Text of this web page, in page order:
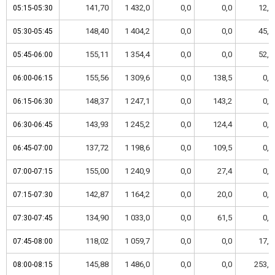
05:15-05:30 141,70 1 432,0 0,0 0,0 12,5
05:30-05:45 148,40 1 404,2 0,0 0,0 45,9
05:45-06:00 155,11 1 354,4 0,0 0,0 52,2
06:00-06:15 155,56 1 309,6 0,0 138,5 0,0
06:15-06:30 148,37 1 247,1 0,0 143,2 0,0
06:30-06:45 143,93 1 245,2 0,0 124,4 0,0
06:45-07:00 137,72 1 198,6 0,0 109,5 0,0
07:00-07:15 155,00 1 240,9 0,0 27,4 0,0
07:15-07:30 142,87 1 164,2 0,0 20,0 0,0
07:30-07:45 134,90 1 033,0 0,0 61,5 0,0
07:45-08:00 118,02 1 059,7 0,0 0,0 17,5
08:00-08:15 145,88 1 486,0 0,0 0,0 253,9
05:15-05:30
05:30-05:45
05:45-06:00
06:00-06:15
06:15-06:30
06:30-06:45
06:45-07:00
07:00-07:15
07:15-07:30
07:30-07:45
07:45-08:00
08:00-08:15